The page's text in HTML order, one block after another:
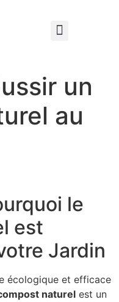
un
au
le
est
Jardin
écologique et efficace
naturel est un